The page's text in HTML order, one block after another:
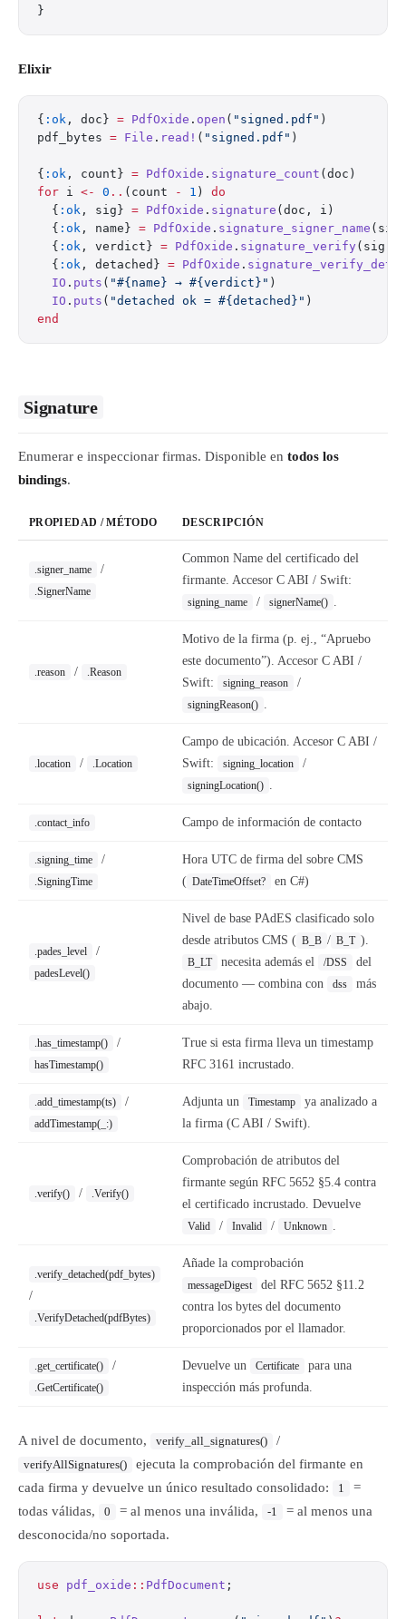
}
Elixir
{ :ok , doc} = PdfOxide . open ( "signed.pdf" )
pdf_bytes = File . read! ( "signed.pdf" )
{ :ok , count} = PdfOxide . signature_count (doc)
for i <- 0 .. (count - 1 ) do
  {
:ok , sig} = PdfOxide . signature (doc, i)
  {
:ok , name} = PdfOxide . signature_signer_name (sig)
  {
:ok , verdict} = PdfOxide . signature_verify
  {
:ok , detached} = PdfOxide .
  IO
. puts ( "#{name} → #{verdict} " )
  IO
. puts ( "detached ok = #{detached} " )
end
Signature
Enumerar e inspeccionar firmas. Disponible en todos los
bindings.
PROPIEDAD / MÉTODO DESCRIPCIÓN
.signer_name /
.SignerName
Common Name del certificado del
firmante. Accesor C ABI / Swift:
signing_name / signerName() .
.reason / .Reason
Motivo de la firma (p. ej., “Apruebo
este documento”). Accesor C ABI /
Swift:
signing_reason /
signingReason() .
.location / .Location
Campo de ubicación. Accesor C ABI /
Swift:
signing_location /
signingLocation() .
.contact_info Campo de información de contacto
.signing_time /
.SigningTime
Hora UTC de firma del sobre CMS
( DateTimeOffset? en C#)
.pades_level /
padesLevel()
Nivel de base PAdES clasificado solo
desde atributos CMS ( B_B / B_T ).
B_LT necesita además el /DSS
del
documento — combina con
dss
más
abajo.
.has_timestamp() /
hasTimestamp()
True si esta firma lleva un timestamp
RFC 3161 incrustado.
.add_timestamp(ts) /
addTimestamp(_:)
Adjunta un Timestamp
ya analizado a
la firma (C ABI / Swift).
.verify() / .Verify()
Comprobación de atributos del
firmante según RFC 5652 §5.4 contra
el certificado incrustado. Devuelve
Valid / Invalid / Unknown .
.verify_detached(pdf_bytes)
/
.VerifyDetached(pdfBytes)
Añade la comprobación
messageDigest
del RFC 5652 §11.2
contra los bytes del documento
proporcionados por el llamador.
.get_certificate() /
.GetCertificate()
Devuelve un Certificate
para una
inspección más profunda.
A nivel de documento, verify_all_signatures() /
verifyAllSignatures()
ejecuta la comprobación del firmante en
cada firma y devuelve un único resultado consolidado:
1
=
todas válidas,
0 = al menos una inválida, -1
= al menos una
desconocida/no soportada.
use pdf_oxide :: PdfDocument ;